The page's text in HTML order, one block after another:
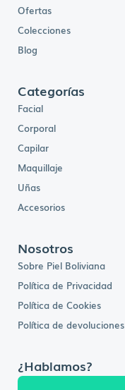
Ofertas
Colecciones
Blog
Categorías
Facial
Corporal
Capilar
Maquillaje
Uñas
Accesorios
Nosotros
Sobre Piel Boliviana
Política de Privacidad
Política de Cookies
Política de devoluciones
¿Hablamos?